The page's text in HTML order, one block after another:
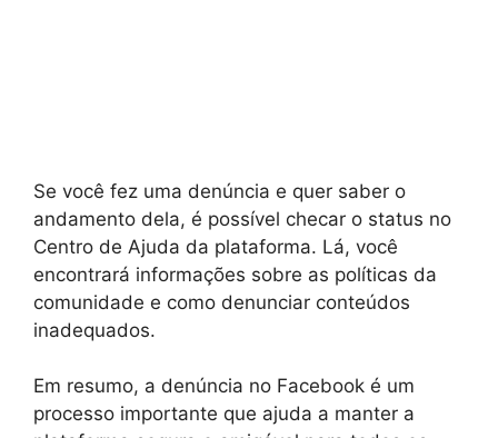
Se você fez uma denúncia e quer saber o
andamento dela, é possível checar o status no
Centro de Ajuda da plataforma. Lá, você
encontrará informações sobre as políticas da
comunidade e como denunciar conteúdos
inadequados.
Em resumo, a denúncia no Facebook é um
processo importante que ajuda a manter a